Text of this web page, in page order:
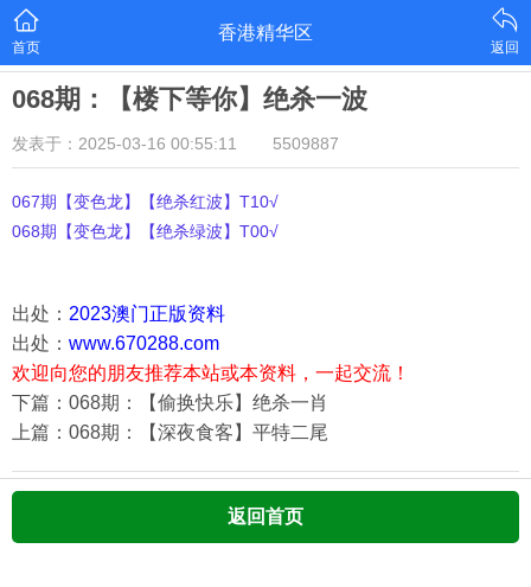
首页
香港精华区
返回
068期：【楼下等你】绝杀一波
发表于：2025-03-16 00:55:11 5509887
067期【变色龙】【绝杀红波】T10√
068期【变色龙】【绝杀绿波】T00√
出处： 2023澳门正版资料
出处： www.670288.com
欢迎向您的朋友推荐本站或本资料，一起交流！
下篇：068期：【偷换快乐】绝杀一肖
上篇：068期：【深夜食客】平特二尾
返回首页